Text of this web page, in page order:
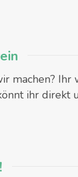
machen? Ihr
ihr direkt